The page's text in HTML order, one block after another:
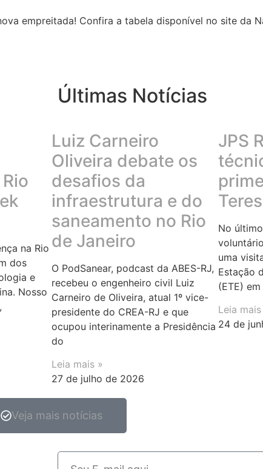
empreitada! Confira a tabela disponível no site da
Últimas Notícias
na Rio
dos
e
Nosso
Luiz Carneiro
Oliveira debate os
desafios da
infraestrutura e do
saneamento no Rio
de Janeiro
O PodSanear, podcast da ABES-RJ,
recebeu o engenheiro civil Luiz
Carneiro de Oliveira, atual 1º vice-
presidente do CREA-RJ e que
ocupou interinamente a Presidência
do
Leia mais »
27 de julho de 2026
JPS
No
uma
Estação
(ETE)
Leia mais
24 de
Veja mais notícias